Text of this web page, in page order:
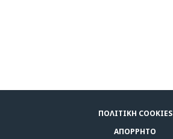
ΠΟΛΙΤΙΚΉ COOKIES
ΑΠΌΡΡΗΤΟ